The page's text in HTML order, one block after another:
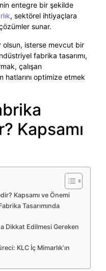
entegre bir şekilde
, sektörel ihtiyaçlara
sunar.
isterse mevcut bir
fabrika tasarımı,
çalışan
hatlarını optimize etmek
Kapsamı
Kapsamı ve Önemi
Tasarımında
Dikkat Edilmesi Gereken
KLC İç Mimarlık’ın